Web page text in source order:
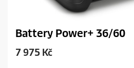
Battery Power+ 36/60
C
7 975 Kč